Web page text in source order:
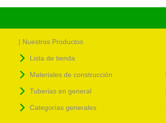
| Nuestros Productos
Lista de tienda
Materiales de construcción
Tuberias en general
Categorías generales